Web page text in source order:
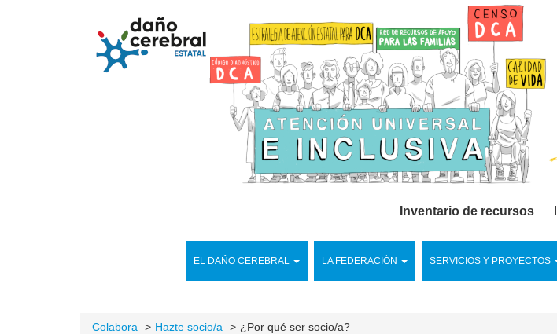
EL DAÑO CEREBRAL LA FEDERACIÓN SERVICIOS Y PROYECTOS
Inventario de recursos
Colabora Hazte socio/a ¿Por qué ser socio/a?